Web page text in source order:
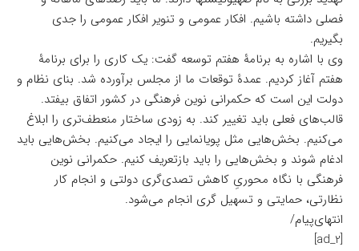
فصلی داشته باشیم. افکار عمومی و تنویر افکار عمومی را جدی
بگیریم.
وی با اشاره به برنامۀ هفتم توسعه گفت: یک کاری را برای برنامۀ
هفتم آغاز کردیم. عمدۀ توقعات ما از مجلس برآورده شد. بنای نظام و
دولت این است که حکمرانی نوین فرهنگی در کشور اتفاق بیفتد.
قالب‌های فعلی باید تغییر کند. به زودی ساختار منعطف‌تری را ابلاغ
می‌کنیم. بخش‌هایی مثل پویانمایی را ایجاد می‌کنیم. بخش‌هایی باید
ادغام شوند و بخش‌هایی را باید بازتعریف کنیم. حکمرانی نوین
فرهنگی با نگاه محوریِ کاهش تصدی‌گری دولتی و انجام کار
نظارتی، حمایتی و تسهیل گری انجام می‌شود.
انتهای‌پیام/
[ad_2]